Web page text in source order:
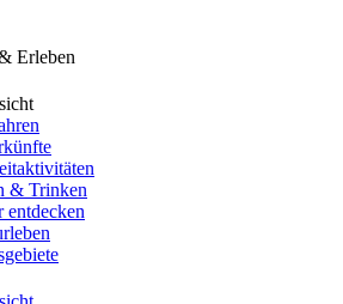
Erleben
& Trinken
entdecken